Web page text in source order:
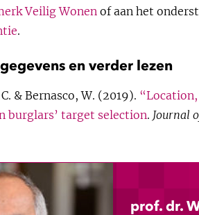
Veilig Wonen of aan het
.
en verder lezen
& Bernasco, W. (2019).
burglars’ target selection. Journal
prof. dr.